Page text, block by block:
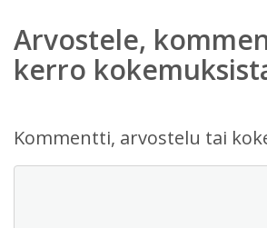
Arvostele,
kerro
Kommentti, arvostelu tai